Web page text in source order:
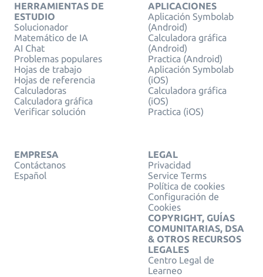
HERRAMIENTAS DE
ESTUDIO
Solucionador
Matemático de IA
AI Chat
Problemas populares
Hojas de trabajo
Hojas de referencia
Calculadoras
Calculadora gráfica
Verificar solución
APLICACIONES
Aplicación Symbolab
(Android)
Calculadora gráfica
(Android)
Practica (Android)
Aplicación Symbolab
(iOS)
Calculadora gráfica
(iOS)
Practica (iOS)
EMPRESA
Contáctanos
Español
LEGAL
Privacidad
Service Terms
Política de cookies
Configuración de
Cookies
COPYRIGHT, GUÍAS
COMUNITARIAS, DSA
& OTROS RECURSOS
LEGALES
Centro Legal de
Learneo